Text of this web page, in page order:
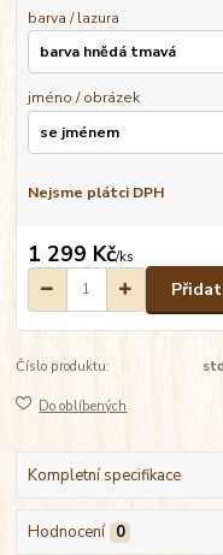
barva / lazura
jméno / obrázek
Nejsme plátci DPH
1 299 Kč/ks
Číslo produktu:
Do oblíbených
Kompletní specifikace
Hodnocení 0